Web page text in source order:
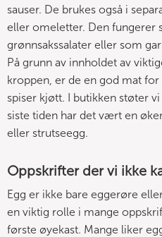
sauser. De brukes også i
eller omeletter. Den fungerer
grønnsakssalater eller som
På grunn av innholdet av
kroppen, er de en god mat
spiser kjøtt. I butikken støter
siste tiden har det vært en
eller strutseegg.
Oppskrifter der vi ikke
Egg er ikke bare eggerøre
en viktig rolle i mange
første øyekast. Mange liker